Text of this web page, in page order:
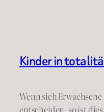
Kinder in
Wenn sich